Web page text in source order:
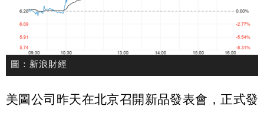
圖：新浪財經
美圖公司昨天在北京召開新品發表會，正式發